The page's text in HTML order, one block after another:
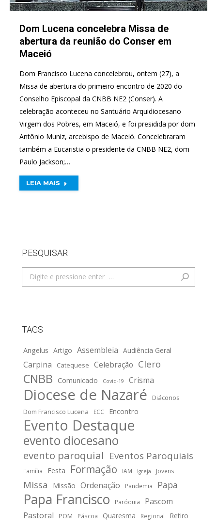
Dom Lucena concelebra Missa de
abertura da reunião do Conser em
Maceió
Dom Francisco Lucena concelebrou, ontem (27), a
Missa de abertura do primeiro encontro de 2020 do
Conselho Episcopal da CNBB NE2 (Conser). A
celebração aconteceu no Santuário Arquidiocesano
Virgem dos Pobres, em Maceió, e foi presidida por dom
Antônio Muniz, arcebispo de Maceió. Concelebraram
também a Eucaristia o presidente da CNBB NE2, dom
Paulo Jackson;…
LEIA MAIS
PESQUISAR
Search:
TAGS
Angelus Artigo Assembleia Audiência Geral
Carpina Catequese Celebração Clero
CNBB Comunicado Covid-19 Crisma
Diocese de Nazaré
Diáconos
Dom Francisco Lucena
ECC Encontro
Evento Destaque
evento diocesano
evento paroquial Eventos Paroquiais
Família Festa Formação IAM Igreja Jovens
Missa Missão Ordenação Pandemia Papa
Papa Francisco Paróquia
Pascom
Pastoral
POM Páscoa Quaresma Regional Retiro